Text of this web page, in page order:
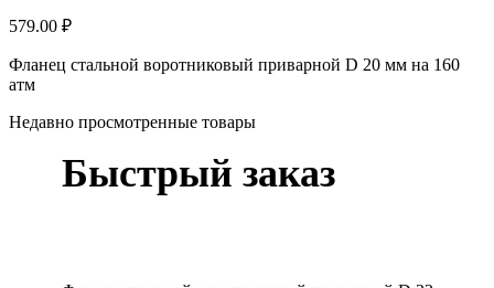
579.00 ₽
Фланец стальной воротниковый приварной D 20 мм на 160
атм
Недавно просмотренные товары
Быстрый заказ